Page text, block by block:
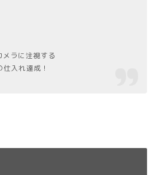
ラに注視する
入れ達成！